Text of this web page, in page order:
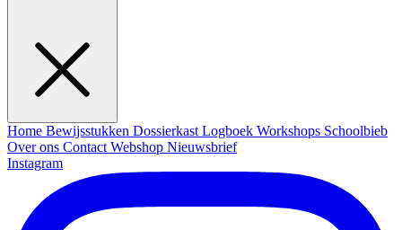
Home Bewijsstukken Dossierkast Logboek Workshops Schoolbieb
Over ons Contact Webshop Nieuwsbrief
Instagram